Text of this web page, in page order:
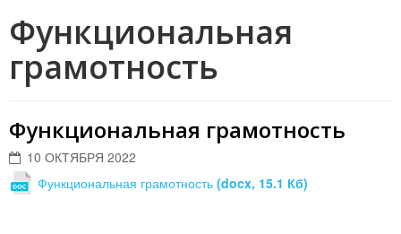
Функциональная
грамотность
Функциональная грамотность
10 ОКТЯБРЯ 2022
Функциональная грамотность (docx, 15.1 Кб)